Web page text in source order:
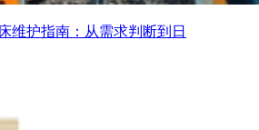
维护指南：从需求判断到日